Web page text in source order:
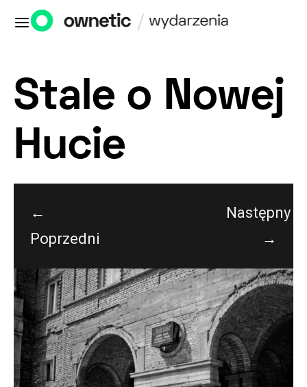
Stale o Nowej
Hucie
←
Poprzedni
Następny
→